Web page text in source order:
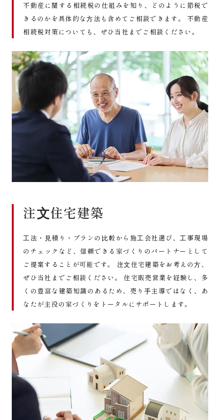
不動産に関する相続税の仕組みを知り、どのように節税で
きるのかを具体的な⽅法も含めてご相談できます。 不動産
相続税対策についても、ぜひ当社までご相談ください。
注⽂住宅建築
⼯法・⾒積り・プランの⽐較から施⼯会社選び、⼯事現場
のチェックなど、信頼できる家づくりのパートナーとして
ご提案することが可能です。 注⽂住宅建築をお考えの⽅、
ぜひ当社までご相談ください。 住宅販売営業を経験し、多
くの豊富な建築知識のあるため、売り⼿主導ではなく、あ
なたが主役の家づくりをトータルにサポートします。